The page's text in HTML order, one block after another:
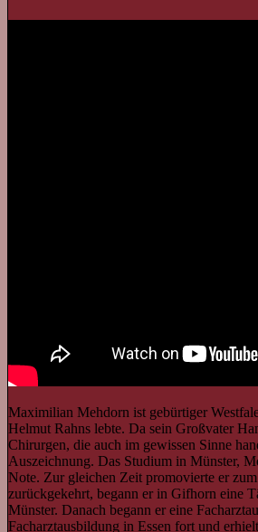
Maximilian Mehdorn ist gebürtiger
Helmut Rahns lebte. Da sein Großvater
Chirurgen, die auch im gewissen Sinne
Auszeichnung. Das Studium in Münster,
Note. Zur gleichen Zeit promovierte er
zurückgekehrt, begann er in Gifhorn eine
Münster. Danach begann er eine
Facharztausbildung in Essen fort und